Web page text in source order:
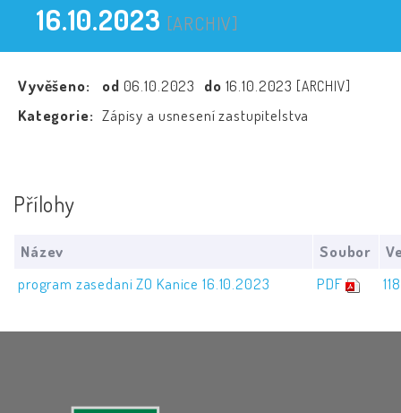
16.10.2023 [ARCHIV]
Vyvěšeno: od 06.10.2023 do 16.10.2023 [ARCHIV]
Kategorie: Zápisy a usnesení zastupitelstva
Přílohy
Název Soubor
program zasedani ZO Kanice 16.10.2023
PDF